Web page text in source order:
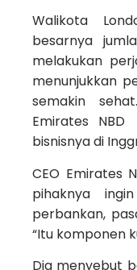
Walikota
besarnya
melakukan
menunjukkan
semakin
Emirates
bisnisnya di
CEO Emirates
pihaknya
perbankan,
“Itu komponen
Dia menyebut